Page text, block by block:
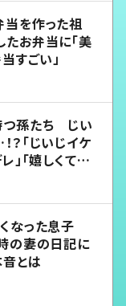
を作った祖
お弁当に「美
すごい」
つ孫たち じい
？「じいじイケ
」「嬉しくて可
なった息子
の妻の日記に
とは